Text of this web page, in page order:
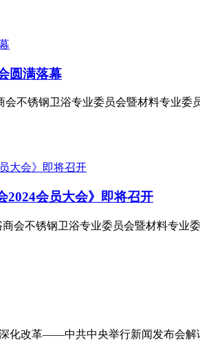
圆满落幕
不锈钢卫浴专业委员会暨材料专业
2024会员大会》即将召开
会不锈钢卫浴专业委员会暨材料专业
化改革——中共中央举行新闻发布会